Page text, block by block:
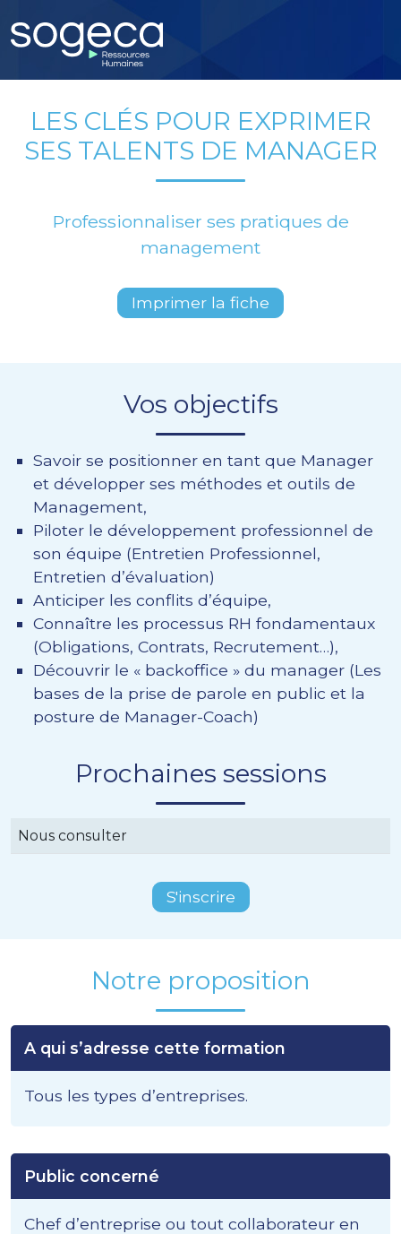
LES CLÉS POUR EXPRIMER
SES TALENTS DE MANAGER
Professionnaliser ses pratiques de
management
Imprimer la fiche
Vos objectifs
Savoir se positionner en tant que Manager
et développer ses méthodes et outils de
Management,
Piloter le développement professionnel de
son équipe (Entretien Professionnel,
Entretien d’évaluation)
Anticiper les conflits d’équipe,
Connaître les processus RH fondamentaux
(Obligations, Contrats, Recrutement…),
Découvrir le « backoffice » du manager (Les
bases de la prise de parole en public et la
posture de Manager-Coach)
Prochaines sessions
Nous consulter
S'inscrire
Notre proposition
A qui s’adresse cette formation
Tous les types d’entreprises.
Public concerné
Chef d’entreprise ou tout collaborateur en